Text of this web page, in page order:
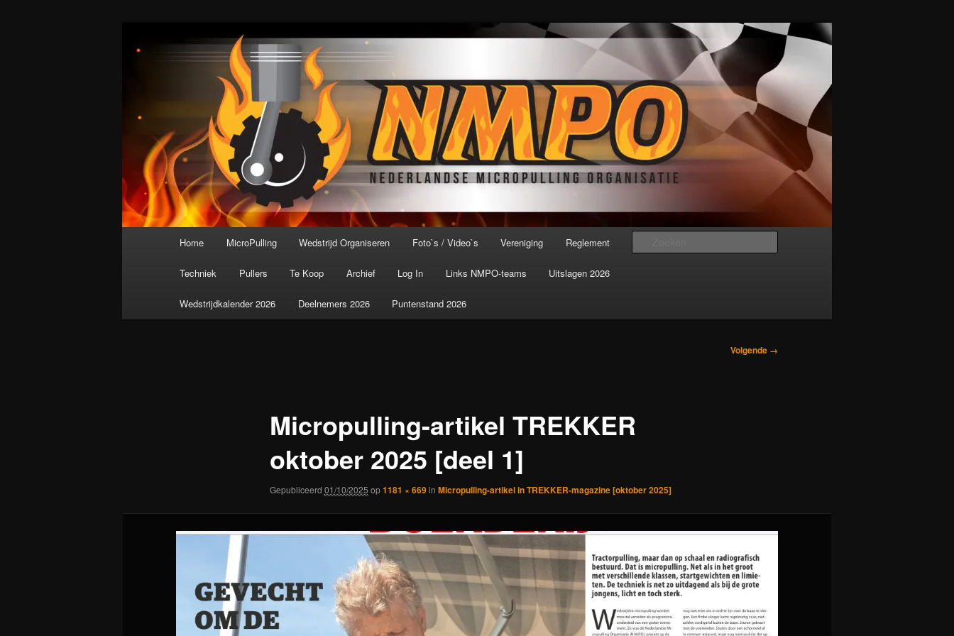
Nederlandse MicroPulling Organisatie
De meest krachtige modelbouwsport ter wereld!
Home MicroPulling Wedstrijd Organiseren Foto`s / Video`s Vereniging Reglement
Techniek Pullers Te Koop Archief Log In Links NMPO-teams Uitslagen 2026
Wedstrijdkalender 2026 Deelnemers 2026 Puntenstand 2026
Volgende →
Micropulling-artikel TREKKER
oktober 2025 [deel 1]
Gepubliceerd 01/10/2025 op1181 × 669in Micropulling-artikel in TREKKER-magazine [oktober 2025]